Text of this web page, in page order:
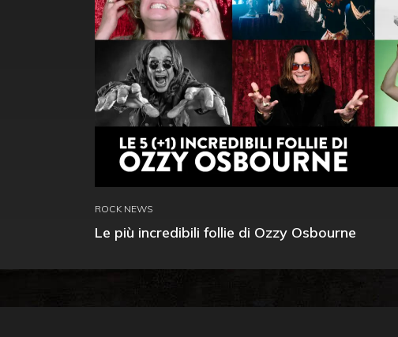
ROCK NEWS
Le più incredibili follie di Ozzy Osbourne